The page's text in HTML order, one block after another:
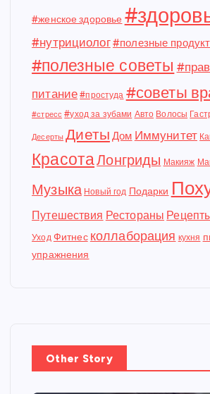
#женское здоровье
#нутрициолог#полезные
#полезные советы
питание #простуда #советы
#стресс #уход за зубами Авто Волосы
Десерты Диеты Дом Иммунитет
КрасотаЛонгриды Макияж
Музыка Новый год Подарки
Путешествия Рестораны
Уход Фитнес коллаборация кухня
упражнения
Other Story